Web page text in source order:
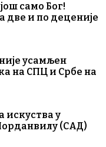
само Бог!
две и по деценије
усамљен
на СПЦ и Србе на
искуства у
(САД)